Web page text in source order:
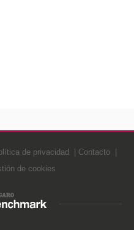
de privacidad
Contacto
de cookies